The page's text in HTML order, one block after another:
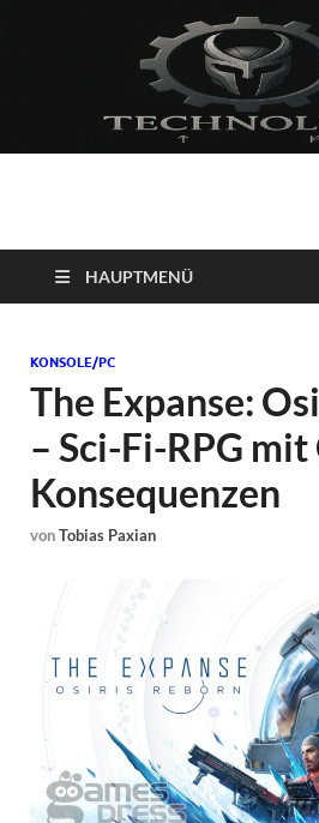
Technoloki:
und
News
Blockbuster, Indie-Perlen und
HAUPTMENÜ
KONSOLE/PC
The Expanse:
– Sci-Fi-RPG
Konsequenzen
vonTobias Paxian